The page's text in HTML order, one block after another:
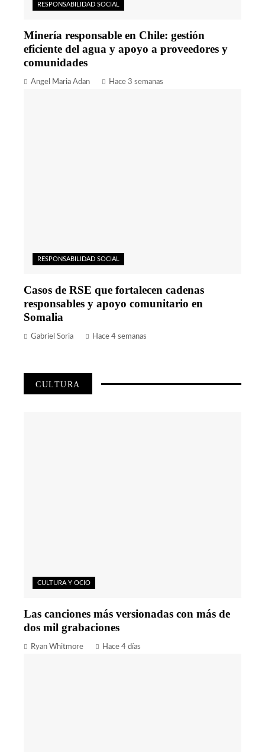
RESPONSABILIDAD SOCIAL
Minería responsable en Chile: gestión
eficiente del agua y apoyo a proveedores y
comunidades
Angel Maria Adan Hace 3 semanas
RESPONSABILIDAD SOCIAL
Casos de RSE que fortalecen cadenas
responsables y apoyo comunitario en
Somalia
Gabriel Soria Hace 4 semanas
CULTURA
CULTURA Y OCIO
Las canciones más versionadas con más de
dos mil grabaciones
Ryan Whitmore Hace 4 días